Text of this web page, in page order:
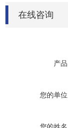
在线咨询
产品
您的单位